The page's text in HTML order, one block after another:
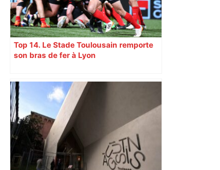
Top 14. Le Stade Toulousain remporte
son bras de fer à Lyon